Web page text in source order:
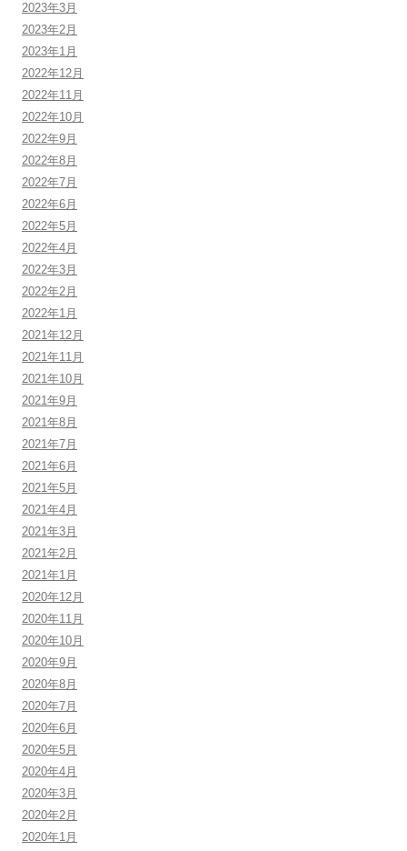
2023年3月
2023年2月
2023年1月
2022年12月
2022年11月
2022年10月
2022年9月
2022年8月
2022年7月
2022年6月
2022年5月
2022年4月
2022年3月
2022年2月
2022年1月
2021年12月
2021年11月
2021年10月
2021年9月
2021年8月
2021年7月
2021年6月
2021年5月
2021年4月
2021年3月
2021年2月
2021年1月
2020年12月
2020年11月
2020年10月
2020年9月
2020年8月
2020年7月
2020年6月
2020年5月
2020年4月
2020年3月
2020年2月
2020年1月